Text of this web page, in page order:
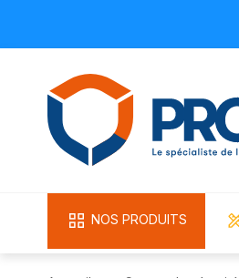
NOS PRODUITS